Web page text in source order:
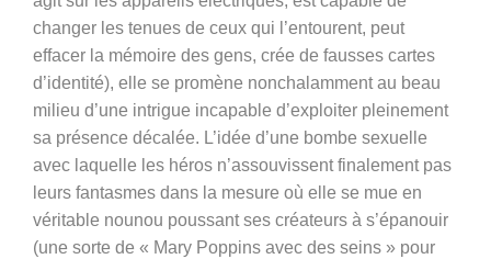
changer les tenues de ceux qui l’entourent, peut
effacer la mémoire des gens, crée de fausses cartes
d’identité), elle se promène nonchalamment au beau
milieu d’une intrigue incapable d’exploiter pleinement
sa présence décalée. L’idée d’une bombe sexuelle
avec laquelle les héros n’assouvissent finalement pas
leurs fantasmes dans la mesure où elle se mue en
véritable nounou poussant ses créateurs à s’épanouir
(une sorte de « Mary Poppins avec des seins » pour